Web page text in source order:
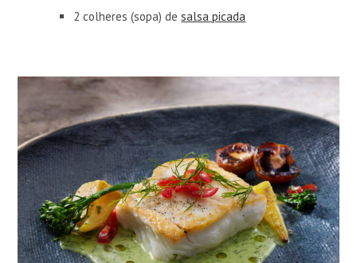
2 colheres (sopa) desalsa picada